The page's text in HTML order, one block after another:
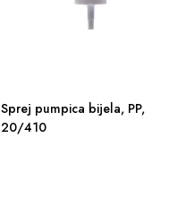
Sprej pumpica bijela, PP,
20/410